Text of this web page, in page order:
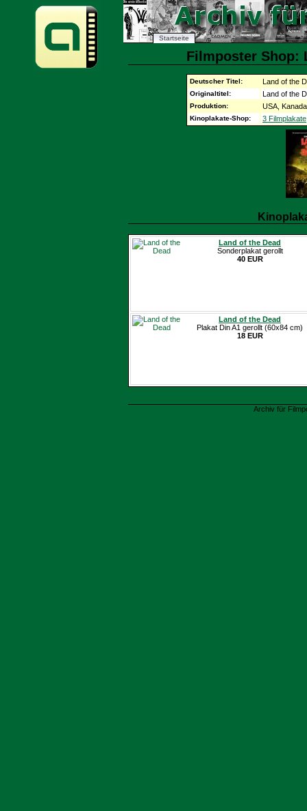
Startseite
Filmposter Shop:
Deutscher Titel: Land of the
Originaltitel: Land of the
Produktion: USA,
Kinoplakate-Shop: 3 Filmplakate
Land of the Dead
Sonderplakat gerollt
40 EUR
Land of the Dead
Plakat Din A1 gerollt (60x84 cm)
18 EUR
Archiv für